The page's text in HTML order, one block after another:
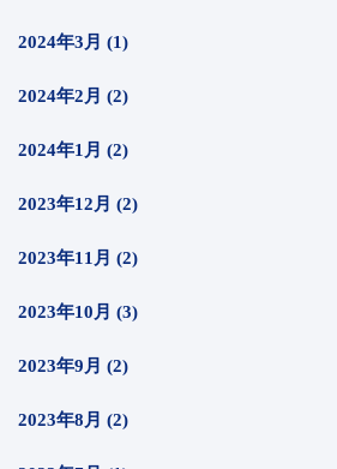
2024年3月 (1)
2024年2月 (2)
2024年1月 (2)
2023年12月 (2)
2023年11月 (2)
2023年10月 (3)
2023年9月 (2)
2023年8月 (2)